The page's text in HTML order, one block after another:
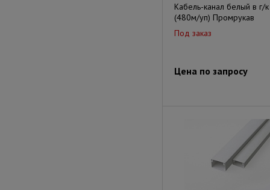
Кабель-канал белый в г/
(480м/уп) Промрукав
Под заказ
Цена по запросу